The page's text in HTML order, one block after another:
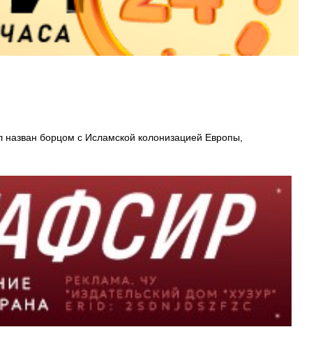
борцом с Исламской колонизацией Европы,